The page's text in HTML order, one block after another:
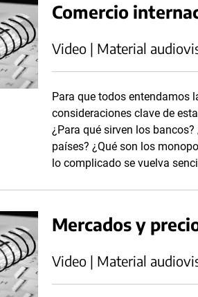
Comercio
Video | Material
Para que todos entendamos
consideraciones clave de
¿Para qué sirven los
países? ¿Qué son los
lo complicado se vuelva
Mercados y
Video | Material